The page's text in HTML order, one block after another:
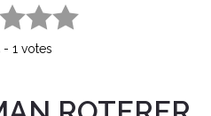
- 1 votes